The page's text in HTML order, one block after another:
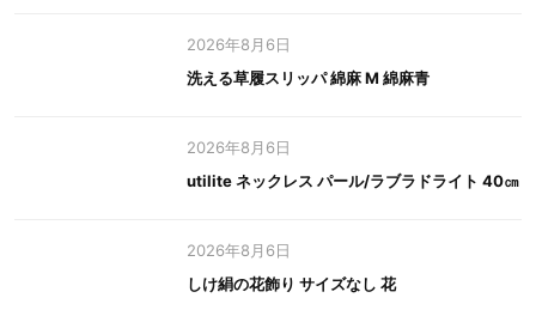
2026年8月6日
洗える草履スリッパ 綿麻 M 綿麻青
2026年8月6日
utilite ネックレス パール/ラブラドライト 40㎝
2026年8月6日
しけ絹の花飾り サイズなし 花